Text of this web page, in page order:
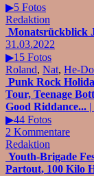
▶5 Fotos
Redaktion
Monatsrückblick
31.03.2022
▶15 Fotos
Roland, Nat, He-Do
Punk Rock
Tour, Teenage
Good Riddance...
▶44 Fotos
2 Kommentare
Redaktion
Youth-Brigade
Partout, 100 Kilo